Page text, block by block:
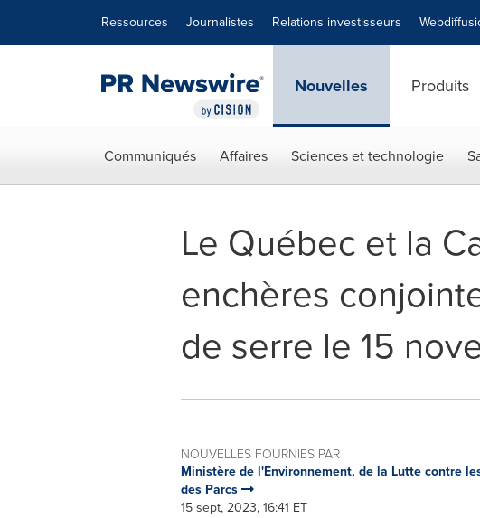
Ressources Journalistes Relations investisseurs
Nouvelles Produits
Communiqués Affaires Sciences et technologie
Le Québec et la
enchères
de serre le 15
NOUVELLES FOURNIES PAR
Ministère de l'Environnement, de la Lutte contre
des Parcs
15 sept, 2023, 16:41 ET